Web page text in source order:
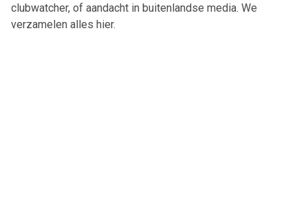
clubwatcher, of aandacht in buitenlandse media. We
verzamelen alles hier.